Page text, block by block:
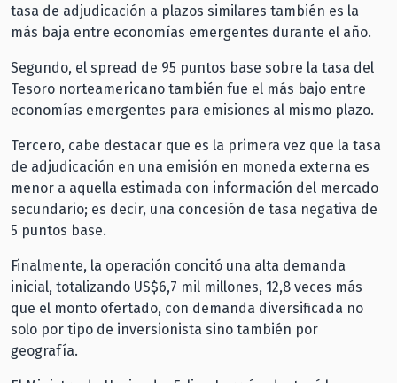
tasa de adjudicación a plazos similares también es la
más baja entre economías emergentes durante el año.
Segundo, el spread de 95 puntos base sobre la tasa del
Tesoro norteamericano también fue el más bajo entre
economías emergentes para emisiones al mismo plazo.
Tercero, cabe destacar que es la primera vez que la tasa
de adjudicación en una emisión en moneda externa es
menor a aquella estimada con información del mercado
secundario; es decir, una concesión de tasa negativa de
5 puntos base.
Finalmente, la operación concitó una alta demanda
inicial, totalizando US$6,7 mil millones, 12,8 veces más
que el monto ofertado, con demanda diversificada no
solo por tipo de inversionista sino también por
geografía.